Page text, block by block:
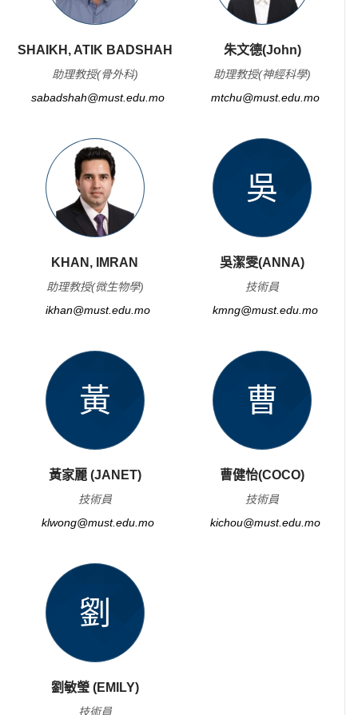
SHAIKH, ATIK BADSHAH
助理教授(骨外科)
sabadshah@must.edu.mo
朱文德(John)
助理教授(神經科學)
mtchu@must.edu.mo
KHAN, IMRAN
助理教授(微生物學)
ikhan@must.edu.mo
吳
吳潔雯(ANNA)
技術員
kmng@must.edu.mo
黃
黃家麗 (JANET)
技術員
klwong@must.edu.mo
曹
曹健怡(COCO)
技術員
kichou@must.edu.mo
劉
劉敏瑩 (EMILY)
技術員